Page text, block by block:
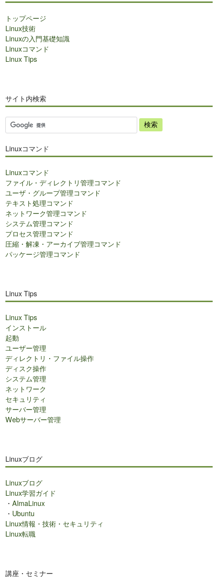
トップページ
Linux技術
Linuxの入門基礎知識
Linuxコマンド
Linux Tips
サイト内検索
サ
イ
内
索
Linuxコマンド
Linuxコマンド
ファイル・ディレクトリ管理コマンド
ユーザ・グループ管理コマンド
テキスト処理コマンド
ネットワーク管理コマンド
システム管理コマンド
プロセス管理コマンド
圧縮・解凍・アーカイブ管理コマンド
パッケージ管理コマンド
Linux Tips
Linux Tips
インストール
起動
ユーザー管理
ディレクトリ・ファイル操作
ディスク操作
システム管理
ネットワーク
セキュリティ
サーバー管理
Webサーバー管理
Linuxブログ
Linuxブログ
Linux学習ガイド
・AlmaLinux
・ Ubuntu
Linux情報・技術・セキュリティ
Linux転職
講座・セミナー